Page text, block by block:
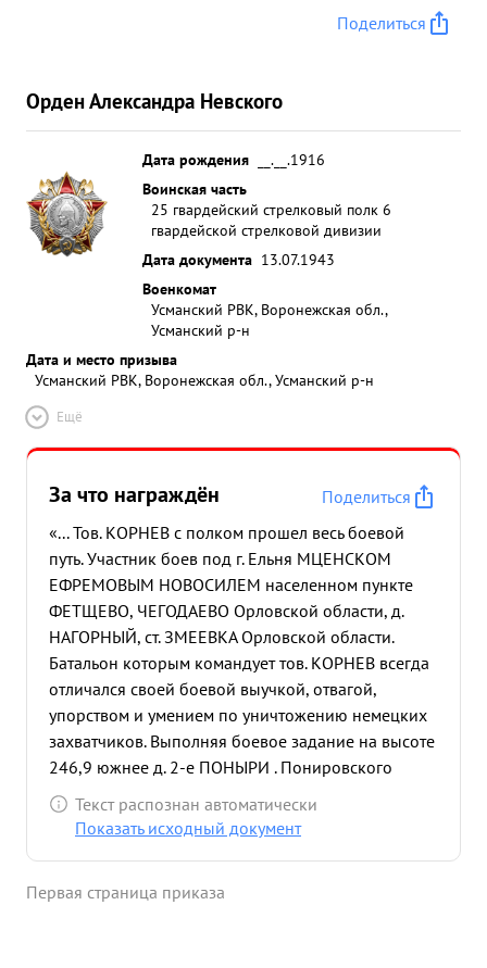
Поделиться
Орден Александра Невского
Дата рождения
__.__.1916
Воинская часть
25 гвардейский стрелковый полк 6
гвардейской стрелковой дивизии
Дата документа 13.07.1943
Военкомат
Усманский РВК, Воронежская обл.,
Усманский р-н
Дата и место призыва
Усманский РВК, Воронежская обл., Усманский р-н
Ещё
За что награждён
Поделиться
«... Тов. КОРНЕВ с полком прошел весь боевой
путь. Участник боев под г. Ельня МЦЕНСКОМ
ЕФРЕМОВЫМ НОВОСИЛЕМ населенном пункте
ФЕТЩЕВО, ЧЕГОДАЕВО Орловской области, д.
НАГОРНЫЙ, ст. ЗМЕЕВКА Орловской области.
Батальон которым командует тов. КОРНЕВ всегда
отличался своей боевой выучкой, отвагой,
упорством и умением по уничтожению немецких
захватчиков. Выполняя боевое задание на высоте
246,9 южнее д. 2-е ПОНЫРИ . Понировского
района Курской области батальон тов. КОРНЕВА
отразил две атаки с превосходящими силами
превосходящими силами противника личный
Текст распознан автоматически
Показать исходный документ
Первая страница приказа